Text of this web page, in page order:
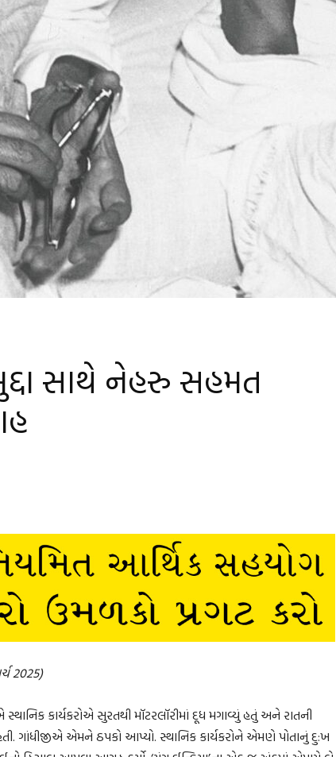
સાથે નેહરુ સહમત
2025)
કાર્યકરોએ સુરતથી મૉટરલૉરીમાં દૂધ મગાવ્યું હતું અને રાતની
ગાંધીજીએ એમને ઠપકો આપ્યો. સ્થાનિક કાર્યકરોને એમણે પોતાનું દુ:ખ